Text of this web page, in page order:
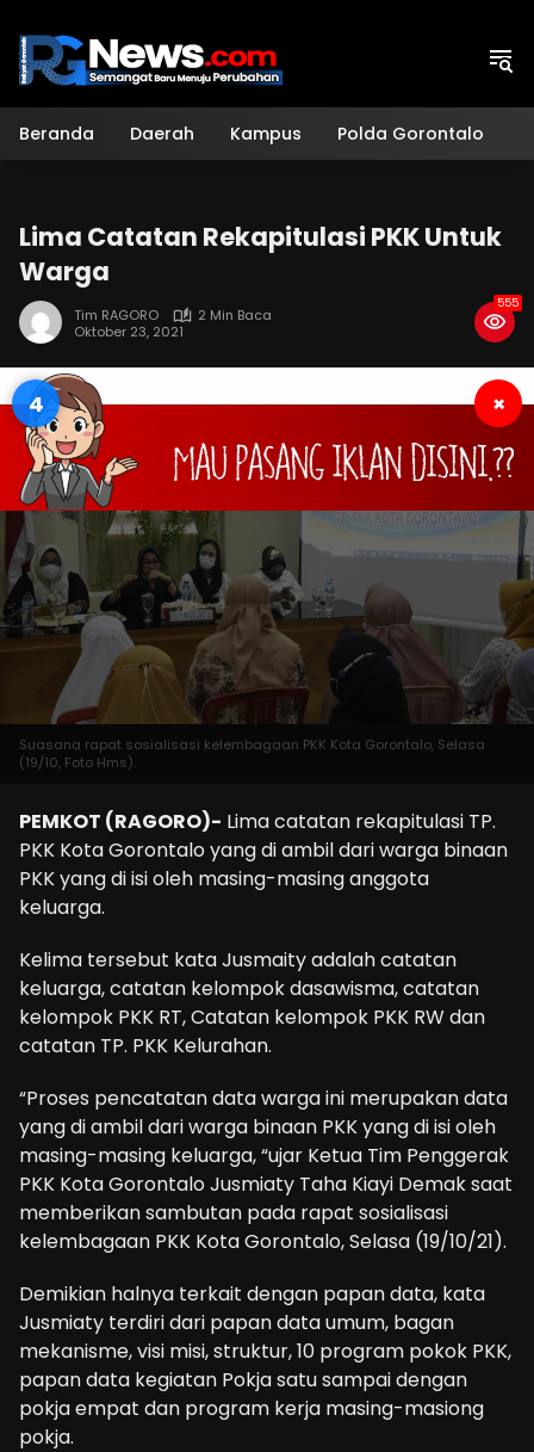
konten
Beranda Daerah Kampus Polda Gorontalo
Lima Catatan Rekapitulasi PKK Untuk
Warga
Tim RAGORO
2 Min Baca
Oktober 23, 2021
555
3 ×
Suasana rapat sosialisasi kelembagaan PKK Kota Gorontalo, Selasa
(19/10, Foto Hms).
PEMKOT (RAGORO)- Lima catatan rekapitulasi TP.
PKK Kota Gorontalo yang di ambil dari warga binaan
PKK yang di isi oleh masing-masing anggota
keluarga.
Kelima tersebut kata Jusmaity adalah catatan
keluarga, catatan kelompok dasawisma, catatan
kelompok PKK RT, Catatan kelompok PKK RW dan
catatan TP. PKK Kelurahan.
“Proses pencatatan data warga ini merupakan data
yang di ambil dari warga binaan PKK yang di isi oleh
masing-masing keluarga, “ujar Ketua Tim Penggerak
PKK Kota Gorontalo Jusmiaty Taha Kiayi Demak saat
memberikan sambutan pada rapat sosialisasi
kelembagaan PKK Kota Gorontalo, Selasa (19/10/21).
Demikian halnya terkait dengan papan data, kata
Jusmiaty terdiri dari papan data umum, bagan
mekanisme, visi misi, struktur, 10 program pokok PKK,
papan data kegiatan Pokja satu sampai dengan
pokja empat dan program kerja masing-masiong
pokja.